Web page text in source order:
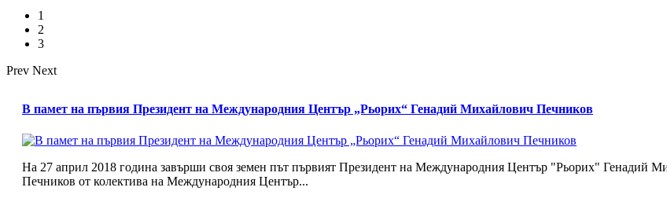
1
2
3
Prev Next
В памет на първия Президент на Международния Център „Рьорих“ Генадий Михайлович Печников
На 27 април 2018 година завърши своя земен път първият Президент на Международния Център "Рьорих" Генадий
Печников от колектива на Международния Център...